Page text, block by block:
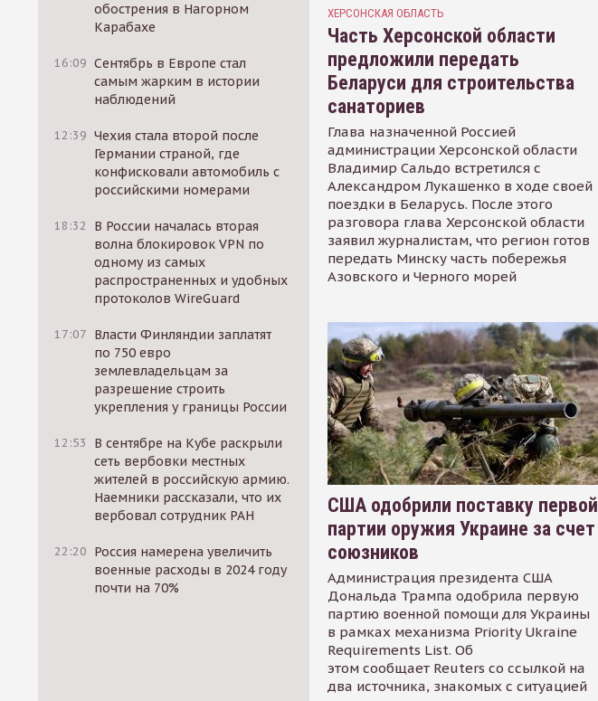
обострения в Нагорном
Карабахе
16:09 Сентябрь в Европе стал
самым жарким в истории
наблюдений
12:39 Чехия стала второй после
Германии страной, где
конфисковали автомобиль с
российскими номерами
18:32
В России началась вторая
волна блокировок VPN по
одному из самых
распространенных и удобных
протоколов WireGuard
17:07 Власти Финляндии заплатят
по 750 евро
землевладельцам за
разрешение строить
укрепления у границы России
12:53
В сентябре на Кубе раскрыли
сеть вербовки местных
жителей в российскую армию.
Наемники рассказали, что их
вербовал сотрудник РАН
22:20 Россия намерена увеличить
военные расходы в 2024 году
почти на 70%
ХЕРСОНСКАЯ ОБЛАСТЬ
Часть Херсонской области
предложили передать
Беларуси для строительства
санаториев
Глава назначенной Россией
администрации Херсонской области
Владимир Сальдо встретился с
Александром Лукашенко в ходе своей
поездки в Беларусь. После этого
разговора глава Херсонской области
заявил журналистам, что регион готов
передать Минску часть побережья
Азовского и Черного морей
США одобрили поставку первой
партии оружия Украине за счет
союзников
Администрация президента США
Дональда Трампа одобрила первую
партию военной помощи для Украины
в рамках механизма Priority Ukraine
Requirements List. Об
этом сообщает Reuters со ссылкой на
два источника, знакомых с ситуацией